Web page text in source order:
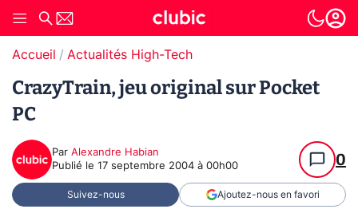
Accueil Actualités High-Tech
CrazyTrain, jeu original sur Pocket
PC
Par Alexandre Habian
Publié le 17 septembre 2004 à 00h00 0
Suivez-nous Ajoutez-nous en favori